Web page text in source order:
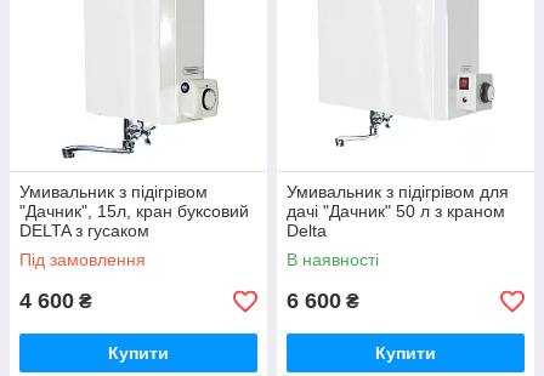
Електроживлення: 250V
Ступінь захисту: IP 20
Умивальник з підігрівом
"Дачник", 15л, кран буксовий
DELTA з гусаком
Під замовлення
4 600 ₴
Купити
Умивальник з підігрівом для
дачі "Дачник" 50 л з краном
Delta
В наявності
6 600 ₴
Купити